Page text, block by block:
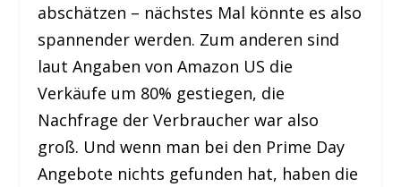
abschätzen – nächstes Mal könnte es also
spannender werden. Zum anderen sind
laut Angaben von Amazon US die
Verkäufe um 80% gestiegen, die
Nachfrage der Verbraucher war also
groß. Und wenn man bei den Prime Day
Angebote nichts gefunden hat, haben die